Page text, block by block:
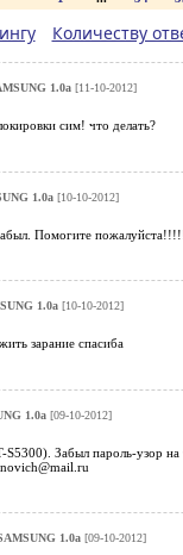
Количеству
1.0a[11-10-2012]
сим! что делать?
1.0a[10-10-2012]
Помогите
1.0a[10-10-2012]
зарание спасиба
1.0a[09-10-2012]
Забыл пароль-узор
1.0a[09-10-2012]